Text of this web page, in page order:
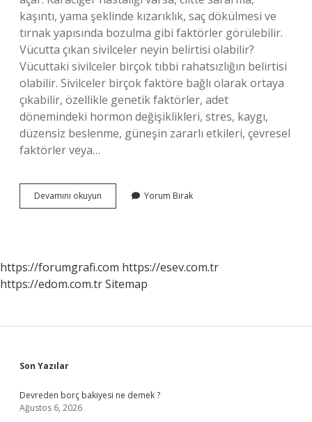
kaşıntı, yama şeklinde kızarıklık, saç dökülmesi ve
tırnak yapısında bozulma gibi faktörler görülebilir.
Vücutta çıkan sivilceler neyin belirtisi olabilir?
Vücuttaki sivilceler birçok tıbbi rahatsızlığın belirtisi
olabilir. Sivilceler birçok faktöre bağlı olarak ortaya
çıkabilir, özellikle genetik faktörler, adet
dönemindeki hormon değişiklikleri, stres, kaygı,
düzensiz beslenme, güneşin zararlı etkileri, çevresel
faktörler veya…
Devamını okuyun Karaciğerde
Ne
Yorum Bırak
https://forumgrafi.com https://esev.com.tr
https://edom.com.trSitemap
Sidebar
Son Yazılar
Devreden borç bakiyesi ne demek ?
Ağustos 6, 2026